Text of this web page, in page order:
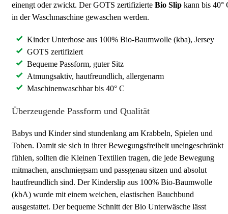
einengt oder zwickt. Der GOTS zertifizierte Bio Slip kann bis 40°
in der Waschmaschine gewaschen werden.
Kinder Unterhose aus 100% Bio-Baumwolle (kba), Jersey
GOTS zertifiziert
Bequeme Passform, guter Sitz
Atmungsaktiv, hautfreundlich, allergenarm
Maschinenwaschbar bis 40° C
Überzeugende Passform und Qualität
Babys und Kinder sind stundenlang am Krabbeln, Spielen und
Toben. Damit sie sich in ihrer Bewegungsfreiheit uneingeschränkt
fühlen, sollten die Kleinen Textilien tragen, die jede Bewegung
mitmachen, anschmiegsam und passgenau sitzen und absolut
hautfreundlich sind. Der Kinderslip aus 100% Bio-Baumwolle
(kbA) wurde mit einem weichen, elastischen Bauchbund
ausgestattet. Der bequeme Schnitt der Bio Unterwäsche lässt